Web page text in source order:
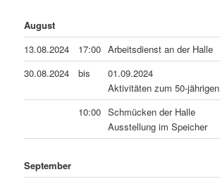
August
13.08.2024
17:00 Arbeitsdienst an der Halle
30.08.2024
bis
01.09.2024
Aktivitäten zum 50-
10:00 Schmücken der Halle
Ausstellung im Speicher
September